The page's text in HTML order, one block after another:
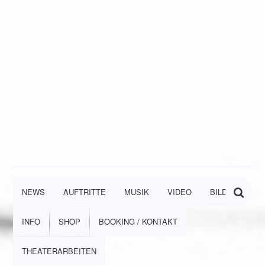
NEWS AUFTRITTE MUSIK VIDEO BILDER
INFO SHOP BOOKING / KONTAKT
THEATERARBEITEN